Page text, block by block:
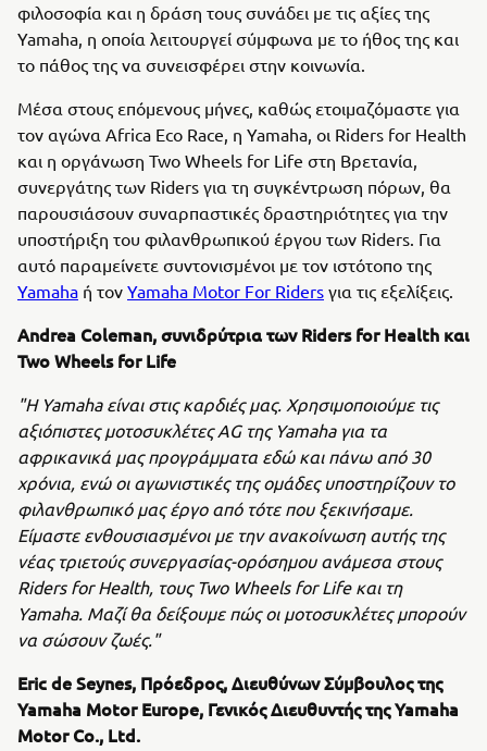
φιλοσοφία και η δράση τους συνάδει με τις αξίες της
Yamaha, η οποία λειτουργεί σύμφωνα με το ήθος της και
το πάθος της να συνεισφέρει στην κοινωνία.
Μέσα στους επόμενους μήνες, καθώς ετοιμαζόμαστε για
τον αγώνα Africa Eco Race, η Yamaha, οι Riders for Health
και η οργάνωση Two Wheels for Life στη Βρετανία,
συνεργάτης των Riders για τη συγκέντρωση πόρων, θα
παρουσιάσουν συναρπαστικές δραστηριότητες για την
υποστήριξη του φιλανθρωπικού έργου των Riders. Για
αυτό παραμείνετε συντονισμένοι με τον ιστότοπο της
Yamaha ή τον Yamaha Motor For Riders για τις εξελίξεις.
Andrea Coleman, συνιδρύτρια των Riders for Health και
Two Wheels for Life
"Η Yamaha είναι στις καρδιές μας. Χρησιμοποιούμε τις
αξιόπιστες μοτοσυκλέτες AG της Yamaha για τα
αφρικανικά μας προγράμματα εδώ και πάνω από 30
χρόνια, ενώ οι αγωνιστικές της ομάδες υποστηρίζουν το
φιλανθρωπικό μας έργο από τότε που ξεκινήσαμε.
Είμαστε ενθουσιασμένοι με την ανακοίνωση αυτής της
νέας τριετούς συνεργασίας-ορόσημου ανάμεσα στους
Riders for Health, τους Two Wheels for Life και τη
Yamaha. Μαζί θα δείξουμε πώς οι μοτοσυκλέτες μπορούν
να σώσουν ζωές."
Eric de Seynes, Πρόεδρος, Διευθύνων Σύμβουλος της
Yamaha Motor Europe, Γενικός Διευθυντής της Yamaha
Motor Co., Ltd.